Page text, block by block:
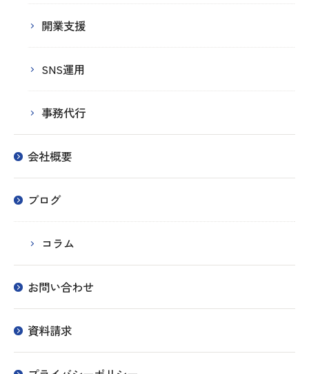
開業支援
SNS運用
事務代行
会社概要
ブログ
コラム
お問い合わせ
資料請求